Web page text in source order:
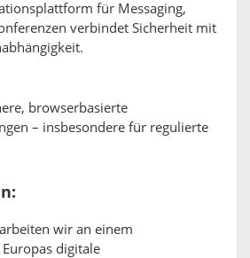
für Messaging,
verbindet Sicherheit mit
browserbasierte
– insbesondere für regulierte
wir an einem
digitale